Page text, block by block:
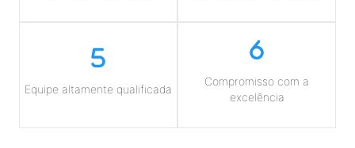
Equipe altamente qualificada
Compromisso com a
excelência